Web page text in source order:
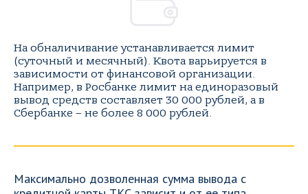
На обналичивание устанавливается лимит
(суточный и месячный). Квота варьируется в
зависимости от финансовой организации.
Например, в Росбанке лимит на единоразовый
вывод средств составляет 30 000 рублей, а в
Сбербанке – не более 8 000 рублей.
Максимально дозволенная сумма вывода с